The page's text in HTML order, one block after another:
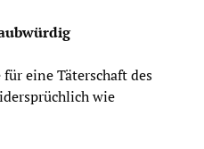
eine Täterschaft des
wie